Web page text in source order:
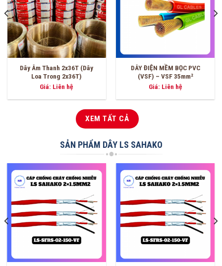
DÂY ĐIỆN MỀM BỌC PVC
(VSF) – VSF 16mm²
Giá: Liên hệ
DÂY ĐIỆN MỀM BỌC PVC
(VSF) – VSF 6.0mm²
Giá: Liên hệ
XEM TẤT CẢ
SẢN PHẨM DÂY LS SAHAKO